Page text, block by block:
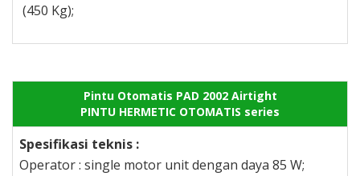
(450 Kg);
Pintu Otomatis PAD 2002 Airtight
PINTU HERMETIC OTOMATIS series
Spesifikasi teknis :
Operator : single motor unit dengan daya 85 W;